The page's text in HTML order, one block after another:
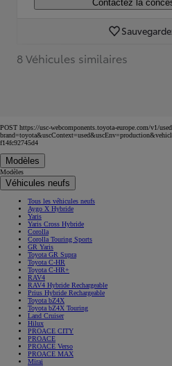
Contactez la
8 Véhicules similaires
POST https://usc-webcomponents.toyota-europe.com/v1/
f14fc92745d4
Modèles
Modèles
Véhicules neufs
Tous les véhicules neufs
Aygo X Hybride
Yaris
Yaris Cross Hybride
Corolla
Corolla Touring Sports
GR Yaris
Toyota GR Supra
Toyota C-HR
Toyota C-HR+
RAV4
RAV4 Hybride Rechargeable
Prius Hybride Rechargeable
Toyota bZ4X
Toyota bZ4X Touring
Land Cruiser
Hilux
PROACE CITY
PROACE
PROACE Verso
PROACE MAX
Mirai